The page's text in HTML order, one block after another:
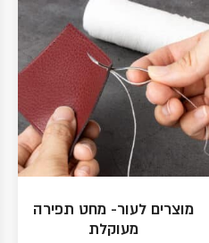
מוצרים לעור- מחט תפירה
מעוקלת